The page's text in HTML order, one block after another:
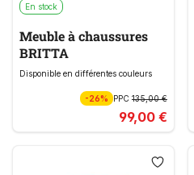
En stock
Meuble à chaussures
BRITTA
Disponible en différentes couleurs
-26% PPC 135,00 €
99,00 €